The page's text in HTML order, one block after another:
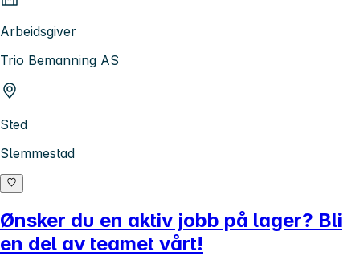
Arbeidsgiver
Trio Bemanning AS
Sted
Slemmestad
Ønsker du en aktiv jobb på lager? Bli
en del av teamet vårt!